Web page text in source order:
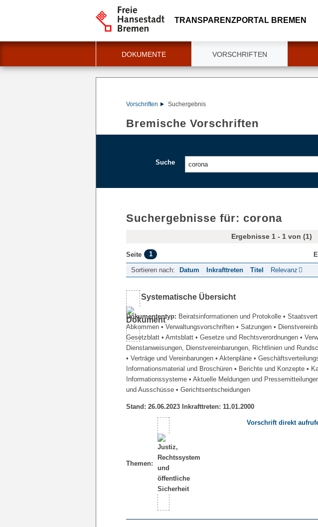
TRANSPARENZPORTAL BREMEN
DOKUMENTE VORSCHRIFTEN
Vorschriften Suchergebnis
Bremische Vorschriften
Suche
Suchergebnisse für: corona
Ergebnisse 1 - 1 von (1)
Seite 1
Sortieren nach: Datum Inkrafttreten Titel Relevanz
Systematische Übersicht
Dokumententyp: Beiratsinformationen und Protokolle •
Abkommen • Verwaltungsvorschriften • Satzungen •
Gesetzblatt • Amtsblatt • Gesetze und Rechtsverordnungen •
Dienstanweisungen, Dienstvereinbarungen, Richtlinien und
• Verträge und Vereinbarungen • Aktenpläne •
Informationsmaterial und Broschüren • Berichte und Konzepte •
Informationssysteme • Aktuelle Meldungen und
und Ausschüsse • Gerichtsentscheidungen
Stand: 26.06.2023 Inkrafttreten: 11.01.2000
Themen:
Vorschrift direkt